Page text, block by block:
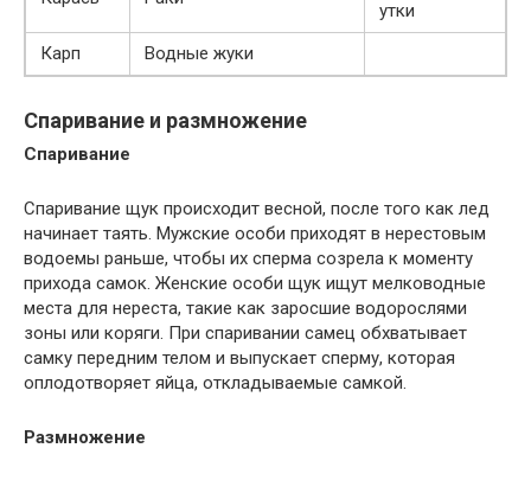
утки
Карп
Водные жуки
Спаривание и размножение
Спаривание
Спаривание щук происходит весной, после того как лед
начинает таять. Мужские особи приходят в нерестовым
водоемы раньше, чтобы их сперма созрела к моменту
прихода самок. Женские особи щук ищут мелководные
места для нереста, такие как заросшие водорослями
зоны или коряги. При спаривании самец обхватывает
самку передним телом и выпускает сперму, которая
оплодотворяет яйца, откладываемые самкой.
Размножение